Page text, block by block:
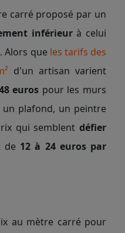
carré proposé par un
inférieurà celui
Alors que les tarifs des
d'un artisan varient
euros pour les murs
plafond, un peintre
qui semblent défier
de 12 à 24 euros par
au mètre carré pour